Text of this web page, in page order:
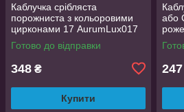
Каблучка срібляста
порожниста з кольоровими
цирконами 17 AurumLux017
Готово до відправки
348 ₴
Купити
або
247